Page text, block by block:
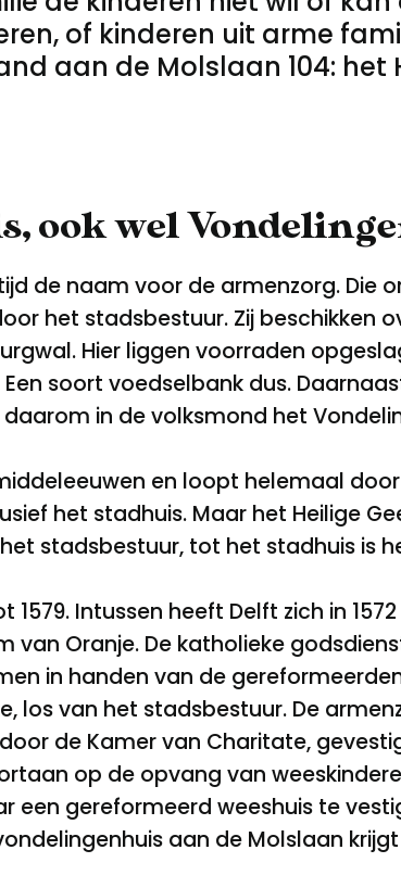
of kinderen uit arme
aan de Molslaan 104: het
ook wel
de naam voor de armenzorg. Die
het stadsbestuur. Zij beschikken
Hier liggen voorraden
soort voedselbank dus.
in de volksmond het
en loopt helemaal door
het stadhuis. Maar het Heilige
stadsbestuur, tot het stadhuis is
Intussen heeft Delft zich in
van Oranje. De katholieke
in handen van de
los van het stadsbestuur. De
de Kamer van Charitate,
op de opvang van
een gereformeerd weeshuis te
aan de Molslaan